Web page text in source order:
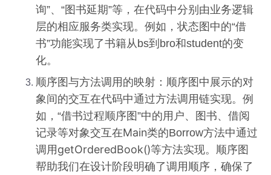
询”、“图书延期”等，在代码中分别由业务逻辑
层的相应服务类实现。例如，状态图中的“借
书”功能实现了书籍从bs到bro和student的变
化。
顺序图与方法调用的映射：顺序图中展示的对
象间的交互在代码中通过方法调用链实现。例
如，“借书过程顺序图”中的用户、图书、借阅
记录等对象交互在Main类的Borrow方法中通过
调用 getOrderedBook()等方法实现。顺序图
帮助我们在设计阶段明确了调用顺序，确保了